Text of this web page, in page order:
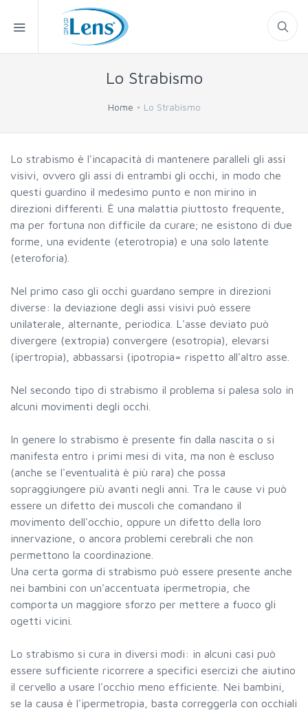
Lo Strabismo
Home Lo Strabismo
Lo strabismo è l'incapacità di mantenere paralleli gli assi
visivi, ovvero gli assi di entrambi gli occhi, in modo che
questi guardino il medesimo punto e non mirino in
direzioni differenti. È una malattia piuttosto frequente,
ma per fortuna non difficile da curare; ne esistono di due
forme, una evidente (eterotropia) e una solo latente
(eteroforia).
Nel primo caso gli occhi guardano sempre in direzioni
diverse: la deviazione degli assi visivi può essere
unilaterale, alternante, periodica. L'asse deviato può
divergere (extropia) convergere (esotropia), elevarsi
(ipertropia), abbassarsi (ipotropia= rispetto all'altro asse.
Nel secondo tipo di strabismo il problema si palesa solo in
alcuni movimenti degli occhi.
In genere lo strabismo è presente fin dalla nascita o si
manifesta entro i primi mesi di vita, ma non è escluso
(anche se l'eventualità è più rara) che possa
sopraggiungere più avanti negli anni. Tra le cause vi può
essere un difetto dei muscoli che comandano il
movimento dell'occhio, oppure un difetto della loro
innervazione, o ancora problemi cerebrali che non
permettono la coordinazione.
Una certa gorma di strabismo può essere presente anche
nei bambini con un'accentuata ipermetropia, che
comporta un maggiore sforzo per mettere a fuoco gli
ogetti vicini.
Lo strabismo si cura in diversi modi: in alcuni casi può
essere sufficiente ricorrere a specifici esercizi che aiutino
il cervello a usare l'occhio meno efficiente. Nei bambini,
se la causa è l'ipermetropia, basta correggerla con occhiali